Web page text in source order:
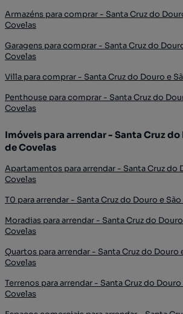
Armazéns para comprar - Santa Cruz do
Covelas
Garagens para comprar - Santa Cruz do
Covelas
Villa para comprar - Santa Cruz do Douro e
Penthouse para comprar - Santa Cruz do
Covelas
Imóveis para arrendar - Santa Cruz do
de Covelas
Apartamentos para arrendar - Santa Cruz do
Covelas
T0 para arrendar - Santa Cruz do Douro e
Moradias para arrendar - Santa Cruz do
Covelas
Quartos para arrendar - Santa Cruz do Douro
Covelas
Terrenos para arrendar - Santa Cruz do
Covelas